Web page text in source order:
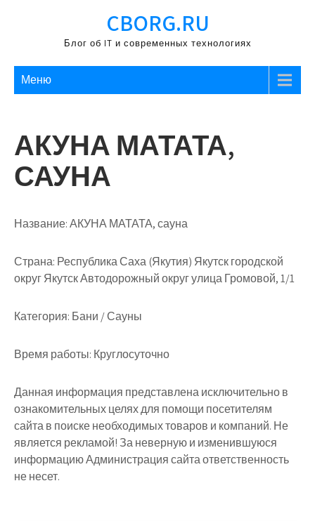
содержимому
CBORG.RU
Блог об IT и современных технологиях
Меню
АКУНА МАТАТА,
САУНА
Название:АКУНА МАТАТА, сауна
Страна: Республика Саха (Якутия) Якутск городской
округ Якутск Автодорожный округ улица Громовой, 1/1
Категория: Бани / Сауны
Время работы: Круглосуточно
Данная информация представлена исключительно в
ознакомительных целях для помощи посетителям
сайта в поиске необходимых товаров и компаний. Не
является рекламой! За неверную и изменившуюся
информацию Администрация сайта ответственность
не несет.